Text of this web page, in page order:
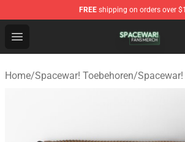
FREE shipping on orders over
Open menu
Spacewar! Shop - Official
Home/Spacewar! Toebehoren/